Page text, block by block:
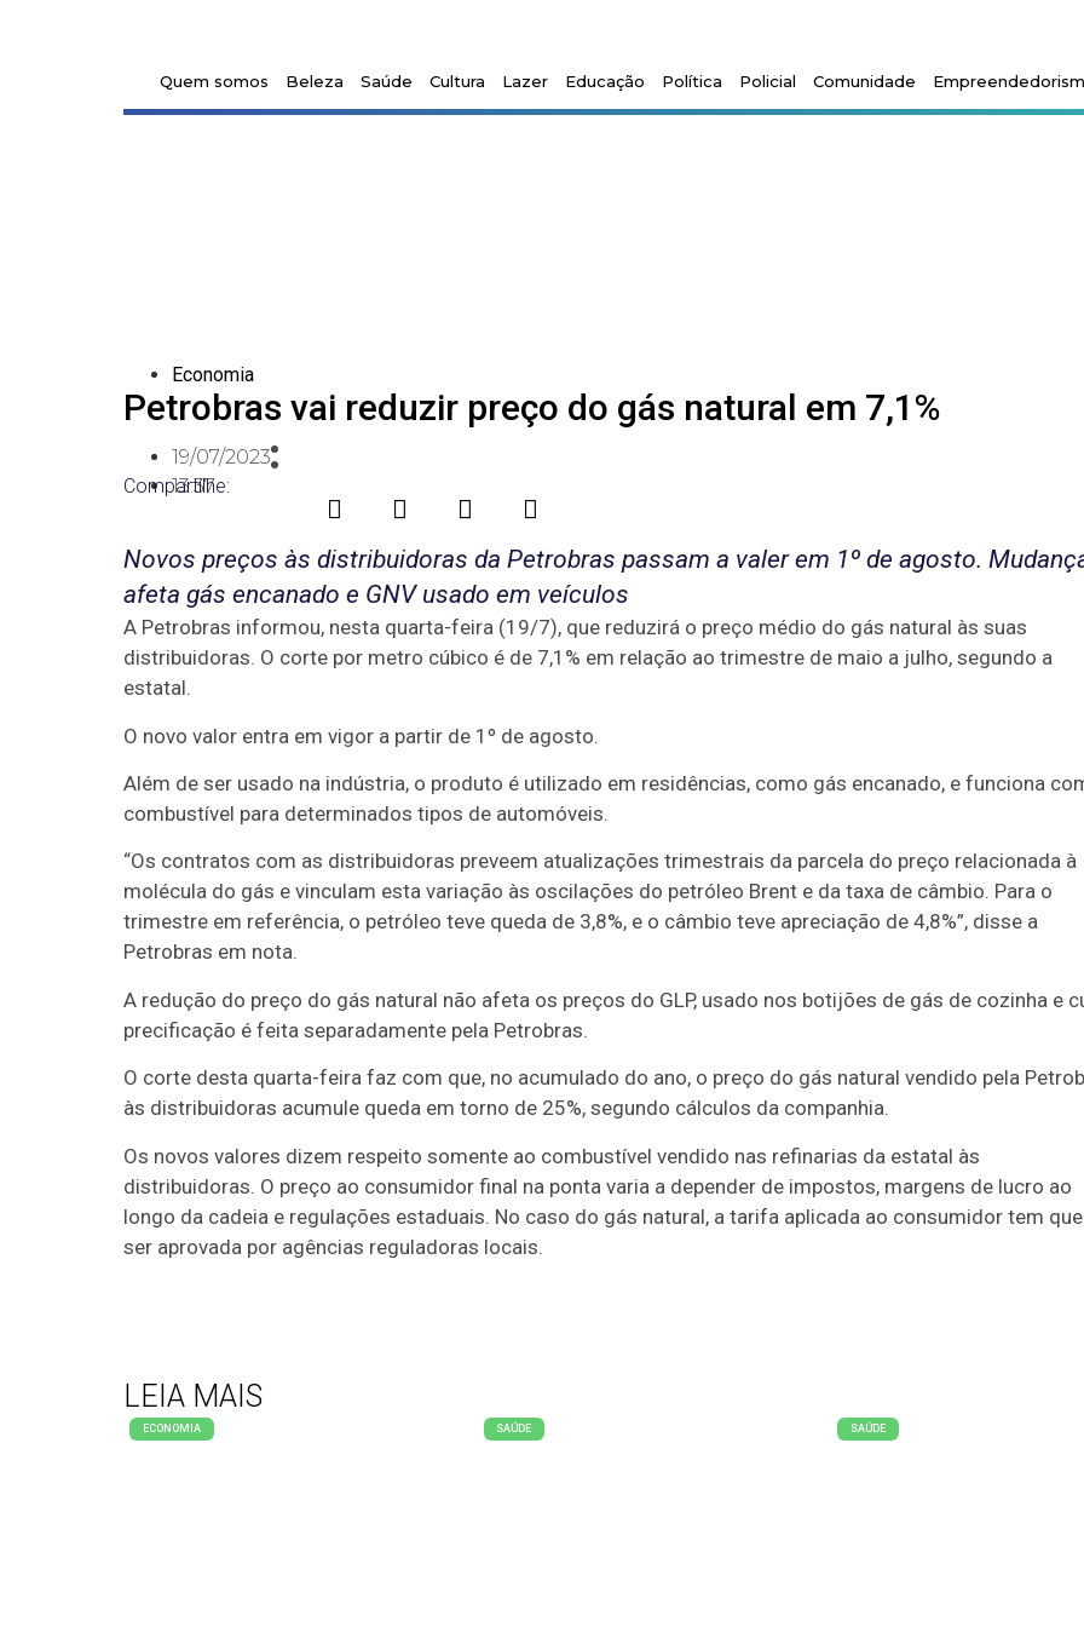
Quem somos Beleza Saúde Cultura Lazer Educação Política Policial Comunidade
Economia
Petrobras vai reduzir preço do gás natural em 7,1%
19/07/2023
13:37
Compartilhe:
Novos preços às distribuidoras da Petrobras passam a valer em 1º de agosto.
afeta gás encanado e GNV usado em veículos
A Petrobras informou, nesta quarta-feira (19/7), que reduzirá o preço médio do gás natural às suas
distribuidoras. O corte por metro cúbico é de 7,1% em relação ao trimestre de maio a julho, segundo a
estatal.
O novo valor entra em vigor a partir de 1º de agosto.
Além de ser usado na indústria, o produto é utilizado em residências, como gás encanado, e funciona
combustível para determinados tipos de automóveis.
“Os contratos com as distribuidoras preveem atualizações trimestrais da parcela do preço relacionada à
molécula do gás e vinculam esta variação às oscilações do petróleo Brent e da taxa de câmbio. Para o
trimestre em referência, o petróleo teve queda de 3,8%, e o câmbio teve apreciação de 4,8%”, disse a
Petrobras em nota.
A redução do preço do gás natural não afeta os preços do GLP, usado nos botijões de gás de cozinha e
precificação é feita separadamente pela Petrobras.
O corte desta quarta-feira faz com que, no acumulado do ano, o preço do gás natural vendido pela
às distribuidoras acumule queda em torno de 25%, segundo cálculos da companhia.
Os novos valores dizem respeito somente ao combustível vendido nas refinarias da estatal às
distribuidoras. O preço ao consumidor final na ponta varia a depender de impostos, margens de lucro ao
longo da cadeia e regulações estaduais. No caso do gás natural, a tarifa aplicada ao consumidor tem que
ser aprovada por agências reguladoras locais.
LEIA MAIS
ECONOMIA SAÚDE SAÚDE